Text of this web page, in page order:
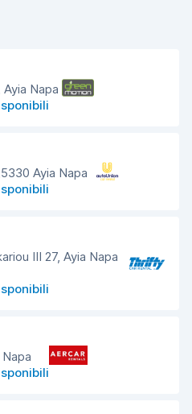
Napa
Ayia Napa
III 27, Ayia Napa